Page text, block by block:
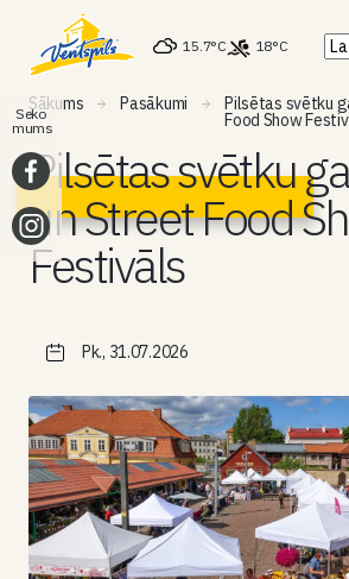
15.7°C 18°C
Sākums Pasākumi Pilsētas svētku
Food Show
Pilsētas svētku
un Street Food
Festivāls
Pk., 31.07.2026
Seko
mums